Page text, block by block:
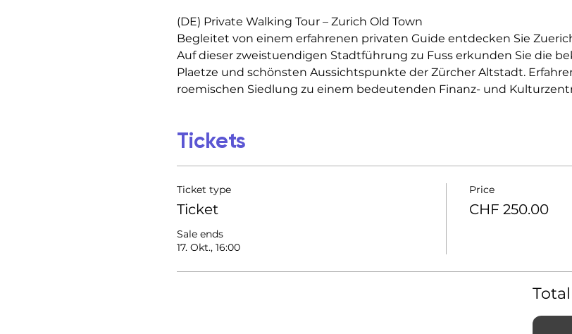
(DE) Private Walking Tour – Zurich Old Town
Begleitet von einem erfahrenen privaten Guide entdecken Sie
Auf dieser zweistuendigen Stadtführung zu Fuss erkunden Sie die
Plaetze und schönsten Aussichtspunkte der Zürcher Altstadt.
roemischen Siedlung zu einem bedeutenden Finanz- und
Tickets
Ticket type
Ticket
Sale ends
17. Okt., 16:00
Price
CHF 250.00
Total